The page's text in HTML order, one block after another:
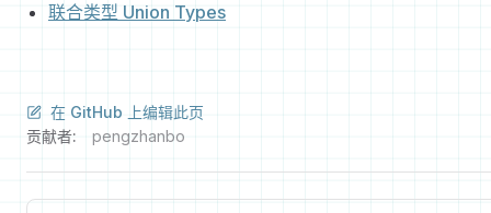
联合类型 Union Types
在 GitHub 上编辑此页
贡献者:
pengzhanbo